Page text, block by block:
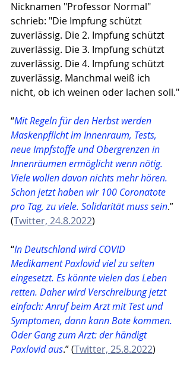
Nicknamen "Professor Normal"
schrieb: "Die Impfung schützt
zuverlässig. Die 2. Impfung schützt
zuverlässig. Die 3. Impfung schützt
zuverlässig. Die 4. Impfung schützt
zuverlässig. Manchmal weiß ich
nicht, ob ich weinen oder lachen soll."
“Mit Regeln für den Herbst werden
Maskenpflicht im Innenraum, Tests,
neue Impfstoffe und Obergrenzen in
Innenräumen ermöglicht wenn nötig.
Viele wollen davon nichts mehr hören.
Schon jetzt haben wir 100 Coronatote
pro Tag, zu viele. Solidarität muss sein.”
(Twitter, 24.8.2022)
“In Deutschland wird COVID
Medikament Paxlovid viel zu selten
eingesetzt. Es könnte vielen das Leben
retten. Daher wird Verschreibung jetzt
einfach: Anruf beim Arzt mit Test und
Symptomen, dann kann Bote kommen.
Oder Gang zum Arzt: der händigt
Paxlovid aus.” (Twitter, 25.8.2022)